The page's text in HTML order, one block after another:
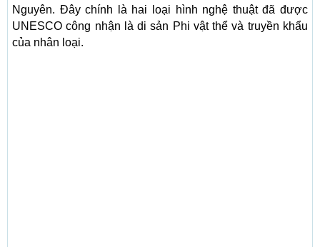
Nguyên. Đây chính là hai loại hình nghệ thuật đã được
UNESCO công nhận là di sản Phi vật thể và truyền khẩu
của nhân loại.